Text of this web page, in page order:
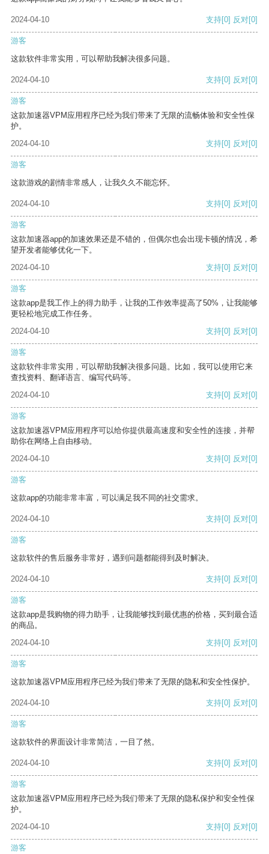
2024-04-10 支持[0] 反对[0]
游客
这款软件非常实用，可以帮助我解决很多问题。
2024-04-10 支持[0] 反对[0]
游客
这款加速器VPM应用程序已经为我们带来了无限的流畅体验和安全性保
护。
2024-04-10
支持[0] 反对[0]
游客
这款游戏的剧情非常感人，让我久久不能忘怀。
2024-04-10 支持[0] 反对[0]
游客
这款加速器app的加速效果还是不错的，但偶尔也会出现卡顿的情况，希
望开发者能够优化一下。
2024-04-10
支持[0] 反对[0]
游客
这款app是我工作上的得力助手，让我的工作效率提高了50%，让我能够
更轻松地完成工作任务。
2024-04-10
支持[0] 反对[0]
游客
这款软件非常实用，可以帮助我解决很多问题。比如，我可以使用它来
查找资料、翻译语言、编写代码等。
2024-04-10
支持[0] 反对[0]
游客
这款加速器VPM应用程序可以给你提供最高速度和安全性的连接，并帮
助你在网络上自由移动。
2024-04-10
支持[0] 反对[0]
游客
这款app的功能非常丰富，可以满足我不同的社交需求。
2024-04-10 支持[0] 反对[0]
游客
这款软件的售后服务非常好，遇到问题都能得到及时解决。
2024-04-10 支持[0] 反对[0]
游客
这款app是我购物的得力助手，让我能够找到最优惠的价格，买到最合适
的商品。
2024-04-10
支持[0] 反对[0]
游客
这款加速器VPM应用程序已经为我们带来了无限的隐私和安全性保护。
2024-04-10 支持[0] 反对[0]
游客
这款软件的界面设计非常简洁，一目了然。
2024-04-10 支持[0] 反对[0]
游客
这款加速器VPM应用程序已经为我们带来了无限的隐私保护和安全性保
护。
2024-04-10
支持[0] 反对[0]
游客